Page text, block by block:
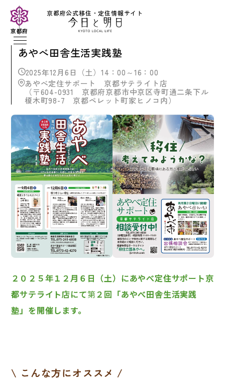
京都府公式移住・定住情報サイト
京都府
あやべ田舎生活実践塾
2025年12月6日（土）14：00～16：00
あやべ定住サポート 京都サテライト店
（〒604-0931 京都府京都市中京区寺町通二条下ル
榎木町98-7 京都ペレット町家ヒノコ内）
２０２５年１２月６日（土）にあやべ定住サポート京
都サテライト店にて第２回「あやべ田舎生活実践
塾」を開催します。
\ こんな方にオススメ /